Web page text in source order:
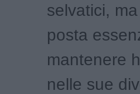
selvatici,
posta
mantenere
nelle sue